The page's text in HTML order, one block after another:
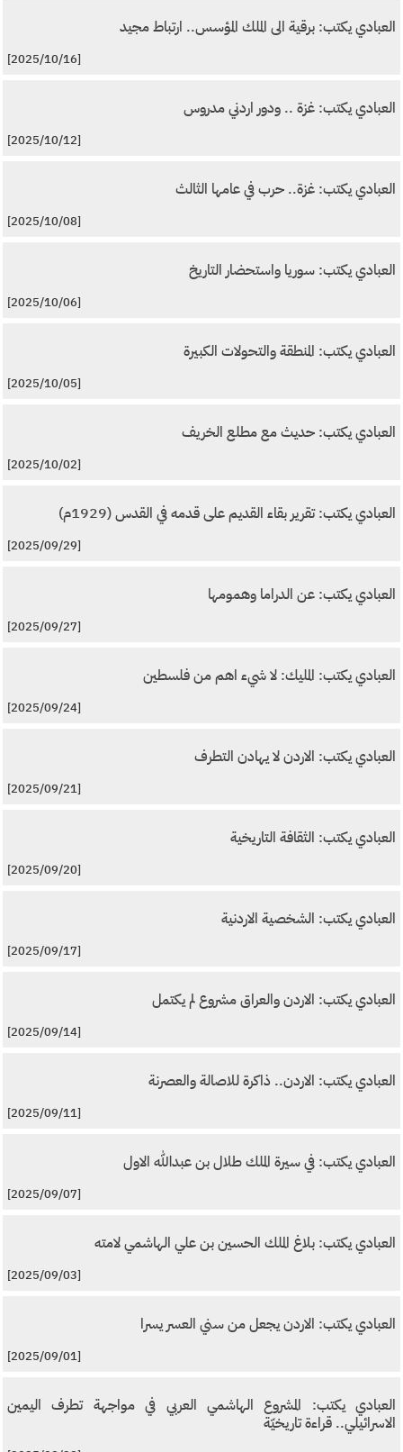
العبادي يكتب: برقية الى الملك المؤسس.. ارتباط مجيد
[2025/10/16]
العبادي يكتب: غزة .. ودور اردني مدروس
[2025/10/12]
العبادي يكتب: غزة.. حرب في عامها الثالث
[2025/10/08]
العبادي يكتب: سوريا واستحضار التاريخ
[2025/10/06]
العبادي يكتب: المنطقة والتحولات الكبيرة
[2025/10/05]
العبادي يكتب: حديث مع مطلع الخريف
[2025/10/02]
العبادي يكتب: تقرير بقاء القديم على قدمه في القدس (1929م)
[2025/09/29]
العبادي يكتب: عن الدراما وهمومها
[2025/09/27]
العبادي يكتب: المليك: لا شيء اهم من فلسطين
[2025/09/24]
العبادي يكتب: الاردن لا يهادن التطرف
[2025/09/21]
العبادي يكتب: الثقافة التاريخية
[2025/09/20]
العبادي يكتب: الشخصية الاردنية
[2025/09/17]
العبادي يكتب: الاردن والعراق مشروع لم يكتمل
[2025/09/14]
العبادي يكتب: الاردن.. ذاكرة للاصالة والعصرنة
[2025/09/11]
العبادي يكتب: في سيرة الملك طلال بن عبدالله الاول
[2025/09/07]
العبادي يكتب: بلاغ الملك الحسين بن علي الهاشمي لامته
[2025/09/03]
العبادي يكتب: الاردن يجعل من سني العسر يسرا
[2025/09/01]
العبادي يكتب: المشروع الهاشمي العربي في مواجهة تطرف اليمين
الاسرائيلي.. قراءة تاريخيّة